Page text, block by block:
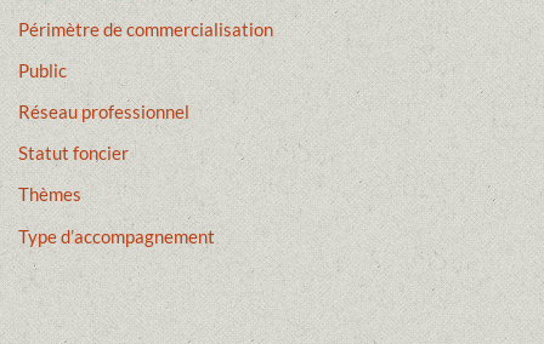
Périmètre de commercialisation
Public
Réseau professionnel
Statut foncier
Thèmes
Type d’accompagnement